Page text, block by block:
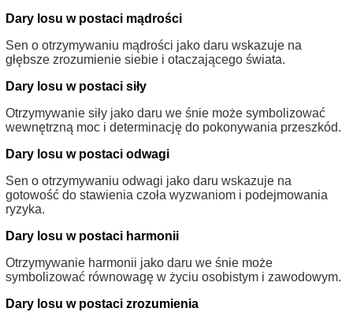
Dary losu w postaci mądrości
Sen o otrzymywaniu mądrości jako daru wskazuje na
głębsze zrozumienie siebie i otaczającego świata.
Dary losu w postaci siły
Otrzymywanie siły jako daru we śnie może symbolizować
wewnętrzną moc i determinację do pokonywania przeszkód.
Dary losu w postaci odwagi
Sen o otrzymywaniu odwagi jako daru wskazuje na
gotowość do stawienia czoła wyzwaniom i podejmowania
ryzyka.
Dary losu w postaci harmonii
Otrzymywanie harmonii jako daru we śnie może
symbolizować równowagę w życiu osobistym i zawodowym.
Dary losu w postaci zrozumienia